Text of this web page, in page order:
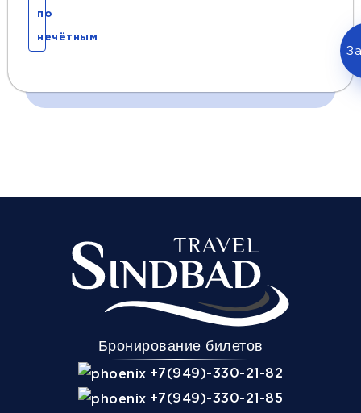
по
нечётным
Комфорт
Телевизор Комфорт
Wi-Fi
Дополнительный багаж - 600Р
Бронирование билетов
+7(949)-330-21-82
+7(949)-330-21-85